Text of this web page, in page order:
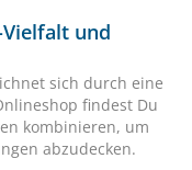
Vielfalt und
sich durch eine
findest Du
kombinieren, um
abzudecken.